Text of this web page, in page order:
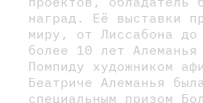
наград. Её выставки
миру, от Лиссабона
более 10 лет
Помпиду художником
Беатриче Алеманья
специальным призом